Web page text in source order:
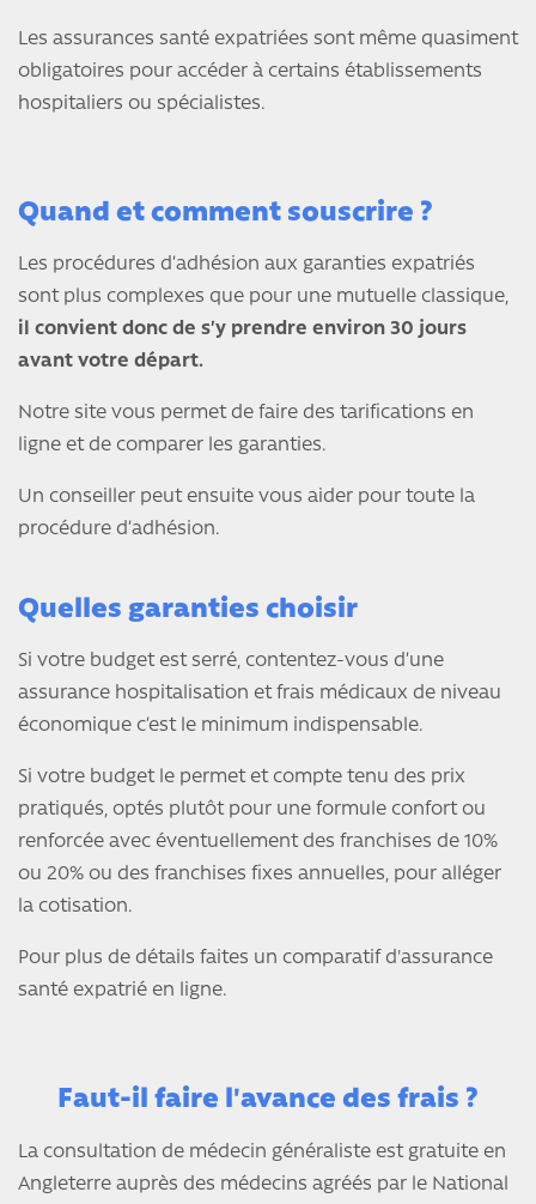
Les assurances santé expatriées sont même quasiment
obligatoires pour accéder à certains établissements
hospitaliers ou spécialistes.
Quand et comment souscrire ?
Les procédures d’adhésion aux garanties expatriés
sont plus complexes que pour une mutuelle classique,
il convient donc de s’y prendre environ 30 jours
avant votre départ.
Notre site vous permet de faire des tarifications en
ligne et de comparer les garanties.
Un conseiller peut ensuite vous aider pour toute la
procédure d’adhésion.
Quelles garanties choisir
Si votre budget est serré, contentez-vous d’une
assurance hospitalisation et frais médicaux de niveau
économique c’est le minimum indispensable.
Si votre budget le permet et compte tenu des prix
pratiqués, optés plutôt pour une formule confort ou
renforcée avec éventuellement des franchises de 10%
ou 20% ou des franchises fixes annuelles, pour alléger
la cotisation.
Pour plus de détails faites un comparatif d'assurance
santé expatrié en ligne.
Faut-il faire l'avance des frais ?
La consultation de médecin généraliste est gratuite en
Angleterre auprès des médecins agréés par le National